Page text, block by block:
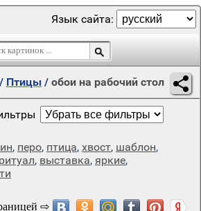
Язык сайта:
/ Птицы / обои на рабочий стол
, перо, птица, хвост, шаблон,
ритуал, выставка, яркие,